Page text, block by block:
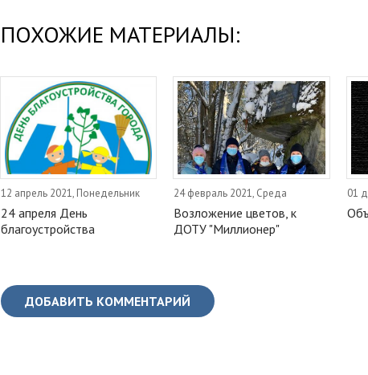
ПОХОЖИЕ МАТЕРИАЛЫ:
12 апрель 2021, Понедельник
24 апреля День
благоустройства
24 февраль 2021, Среда
Возложение цветов, к
ДОТУ "Миллионер"
01
ДОБАВИТЬ КОММЕНТАРИЙ